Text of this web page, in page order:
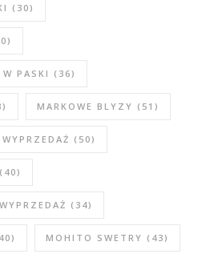
(30)
PASKI (36)
MARKOWE BLYZY (51)
(50)
(40)
(34)
MOHITO SWETRY (43)